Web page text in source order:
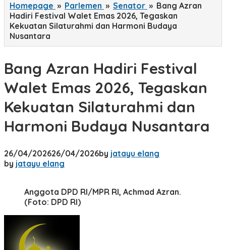
Homepage » Parlemen » Senator » Bang Azran
Hadiri Festival Walet Emas 2026, Tegaskan
Kekuatan Silaturahmi dan Harmoni Budaya
Nusantara
Bang Azran Hadiri Festival
Walet Emas 2026, Tegaskan
Kekuatan Silaturahmi dan
Harmoni Budaya Nusantara
26/04/202626/04/2026by jatayu elang
by jatayu elang
Anggota DPD RI/MPR RI, Achmad Azran.
(Foto: DPD RI)